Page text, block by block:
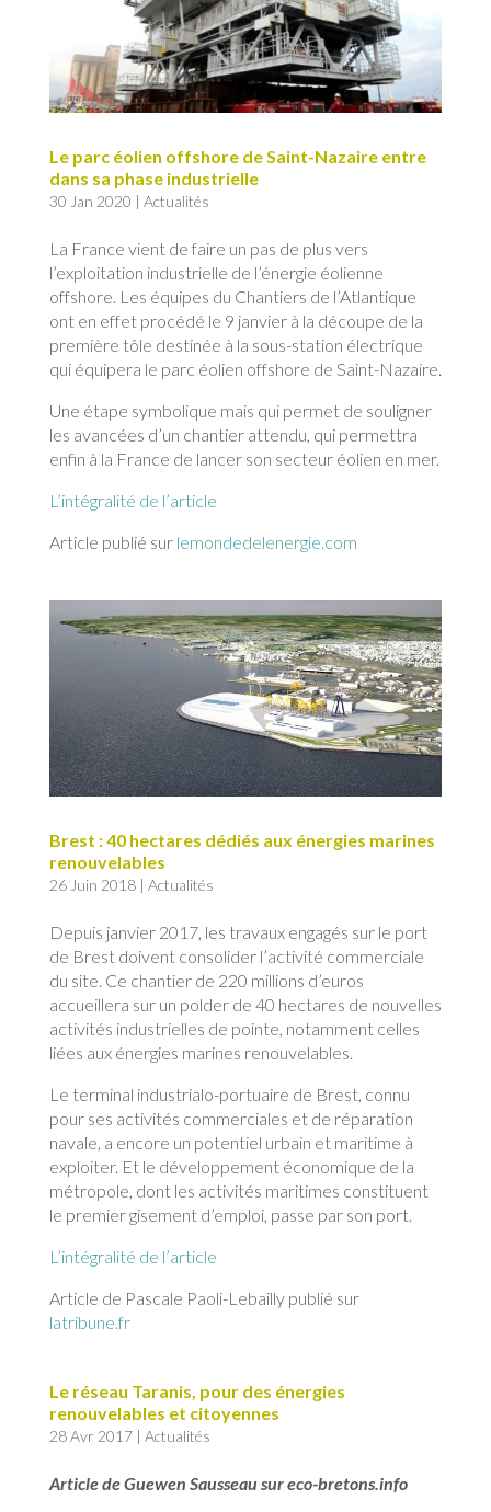
Le parc éolien offshore de Saint-Nazaire entre
dans sa phase industrielle
30 Jan 2020 | Actualités
La France vient de faire un pas de plus vers
l’exploitation industrielle de l’énergie éolienne
offshore. Les équipes du Chantiers de l’Atlantique
ont en effet procédé le 9 janvier à la découpe de la
première tôle destinée à la sous-station électrique
qui équipera le parc éolien offshore de Saint-Nazaire.
Une étape symbolique mais qui permet de souligner
les avancées d’un chantier attendu, qui permettra
enfin à la France de lancer son secteur éolien en mer.
L’intégralité de l’article
Article publié sur lemondedelenergie.com
Brest : 40 hectares dédiés aux énergies marines
renouvelables
26 Juin 2018| Actualités
Depuis janvier 2017, les travaux engagés sur le port
de Brest doivent consolider l’activité commerciale
du site. Ce chantier de 220 millions d’euros
accueillera sur un polder de 40 hectares de nouvelles
activités industrielles de pointe, notamment celles
liées aux énergies marines renouvelables.
Le terminal industrialo-portuaire de Brest, connu
pour ses activités commerciales et de réparation
navale, a encore un potentiel urbain et maritime à
exploiter. Et le développement économique de la
métropole, dont les activités maritimes constituent
le premier gisement d’emploi, passe par son port.
L’intégralité de l’article
Article de Pascale Paoli-Lebailly publié sur
latribune.fr
Le réseau Taranis, pour des énergies
renouvelables et citoyennes
28 Avr 2017| Actualités
Article de Guewen Sausseau sur eco-bretons.info